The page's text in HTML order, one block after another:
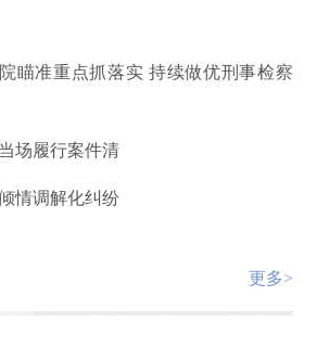
瞄准重点抓落实 持续做优刑事检察
场履行案件清
情调解化纠纷
更多>